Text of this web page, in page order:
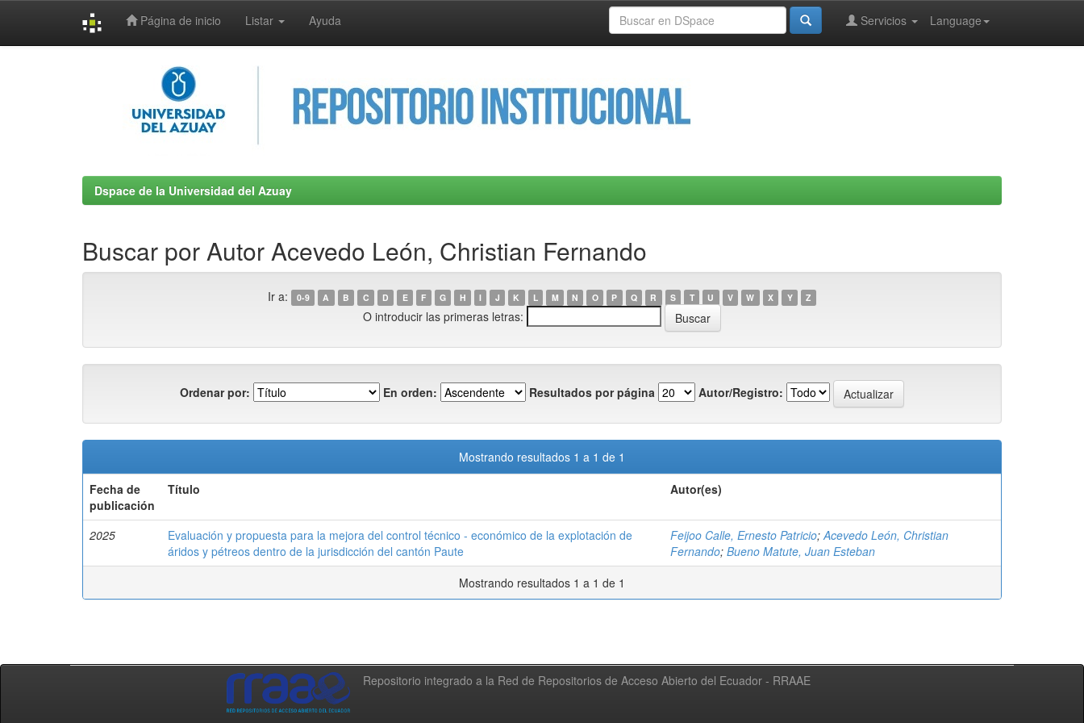
Página de inicio Listar Ayuda Language
Servicios
Dspace de la Universidad del Azuay
Buscar por Autor Acevedo León, Christian Fernando
Ir a: 0-9 A B C D E F G H I J K L M N O P Q R S T U V W X Y Z
O introducir las primeras letras:
Ordenar por: En orden: Resultados por página Autor/Registro:
Mostrando resultados 1 a 1 de 1
Fecha de
publicación
Título Autor(es)
2025
Evaluación y propuesta para la mejora del control técnico - económico de la explotación de
áridos y pétreos dentro de la jurisdicción del cantón Paute
Feijoo Calle, Ernesto Patricio;Acevedo León, Christian
Fernando; Bueno Matute, Juan Esteban
Mostrando resultados 1 a 1 de 1
Repositorio integrado a la Red de Repositorios de Acceso Abierto del Ecuador - RRAAE